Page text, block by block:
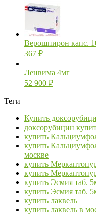
Верошпирон капс.
367 ₽
Ленвима 4мг
52 900 ₽
Теги
Купить
доксорубицин
купить
купить
москве
купить
купить
купить Эсмия таб.
купить Эсмия таб.
купить лаквель
купить лаквель в